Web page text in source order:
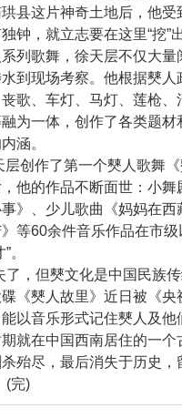
县这片神奇土地后，他
钟，就立志要在这里“挖”
歌舞，徐天层不仅大量
到现场考察。他根据僰
歌、车灯、马灯、莲枪
为一体，创作了各类题
涵。
作了第一个僰人歌舞《
他的作品不断面世：小
》、少儿歌曲《妈妈在
》等60余件音乐作品在市
。
，但僰文化是中国民族传
《僰人故里》近日被《
以音乐形式记住僰人及
在中国西南居住的一个
殆尽，最后消失于历史
(完)